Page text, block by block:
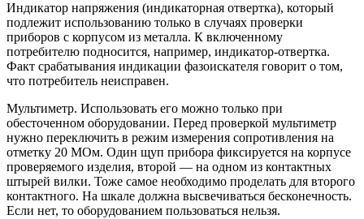
Индикатор напряжения (индикаторная отвертка), который
подлежит использованию только в случаях проверки
приборов с корпусом из металла. К включенному
потребителю подносится, например, индикатор-отвертка.
Факт срабатывания индикации фазоискателя говорит о том,
что потребитель неисправен.
Мультиметр. Использовать его можно только при
обесточенном оборудовании. Перед проверкой мультиметр
нужно переключить в режим измерения сопротивления на
отметку 20 МОм. Один щуп прибора фиксируется на корпусе
проверяемого изделия, второй — на одном из контактных
штырей вилки. Тоже самое необходимо проделать для второго
контактного. На шкале должна высвечиваться бесконечность.
Если нет, то оборудованием пользоваться нельзя.